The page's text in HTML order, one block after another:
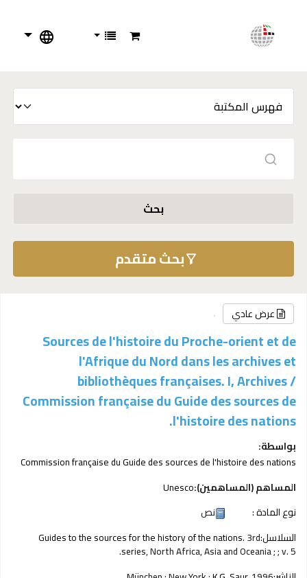
بحث
بحث متقدم
عرض عادي
Sources de l'histoire du Proche-orient et de
l'Afrique du Nord dans les archives et
bibliothèques françaises. I, Archives /
Commission française du Guide des sources de
l'histoire des nations.
بواسطة:
Commission française du Guide des sources de l'histoire des nations
المساهم (المساهمين):Unesco
نوع المادة :
نص
السلاسل:
Guides to the sources for the history of the nations. 3rd
series, North Africa, Asia and Oceania ; ; v. 5.